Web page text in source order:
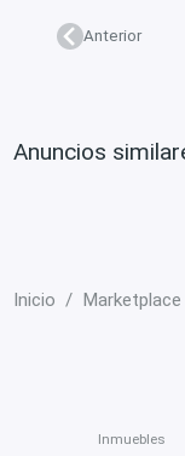
Anterior
Anuncios
Inicio Marketplace
Inmuebles